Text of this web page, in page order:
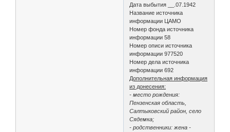
Дата выбытия __.07.1942
Название источника
информации ЦАМО
Номер фонда источника
информации 58
Номер описи источника
информации 977520
Номер дела источника
информации 692
Дополнительная информация
из донесения:
- место рождения:
Пензенская область,
Салтыковский район, село
Сядемка;
- родственники: жена -